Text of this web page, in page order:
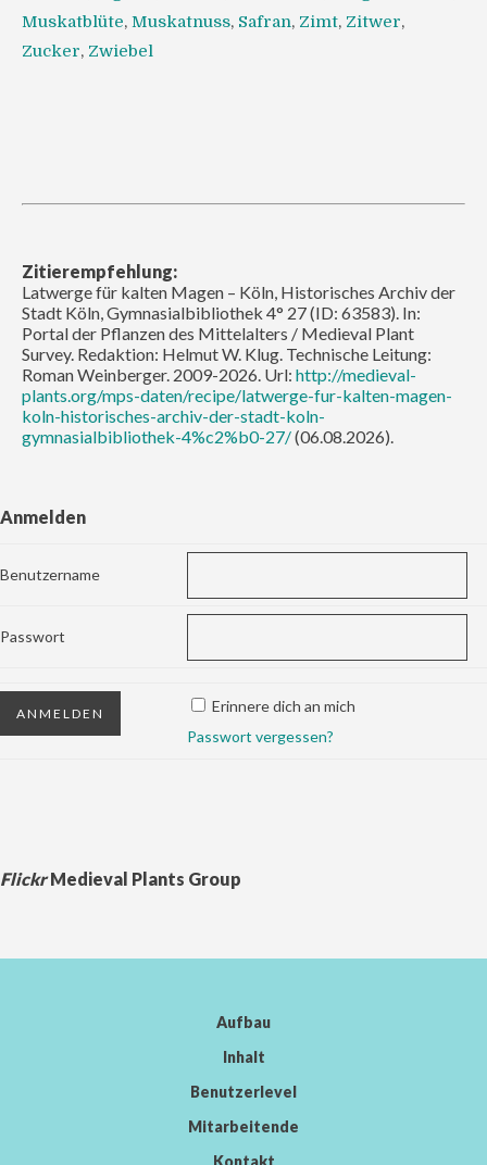
Muskatblüte, Muskatnuss, Safran, Zimt, Zitwer,
Zucker, Zwiebel
Zitierempfehlung:
Latwerge für kalten Magen – Köln, Historisches Archiv der
Stadt Köln, Gymnasialbibliothek 4° 27 (ID: 63583). In:
Portal der Pflanzen des Mittelalters / Medieval Plant
Survey. Redaktion: Helmut W. Klug. Technische Leitung:
Roman Weinberger. 2009-2026. Url: http://medieval-
plants.org/mps-daten/recipe/latwerge-fur-kalten-magen-
koln-historisches-archiv-der-stadt-koln-
gymnasialbibliothek-4%c2%b0-27/(06.08.2026).
Anmelden
Benutzername
Passwort
Erinnere dich an mich
Passwort vergessen?
FlickrMedieval Plants Group
Aufbau
Inhalt
Benutzerlevel
Mitarbeitende
Kontakt